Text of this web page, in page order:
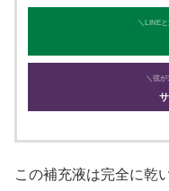
＼LINE
＼弦が
この補充液は完全に乾